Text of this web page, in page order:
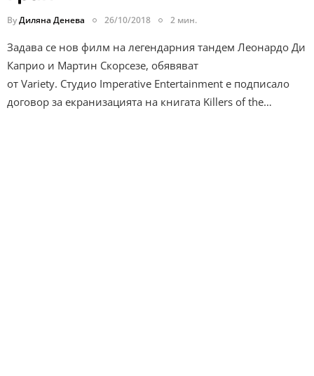
ByДиляна Денева 26/10/2018 2 мин.
Задава се нов филм на легендарния тандем Леонардо Ди
Каприо и Мартин Скорсезе, обявяват
от Variety. Студио Imperative Entertainment е подписало
договор за екранизацията на книгата Killers of the…